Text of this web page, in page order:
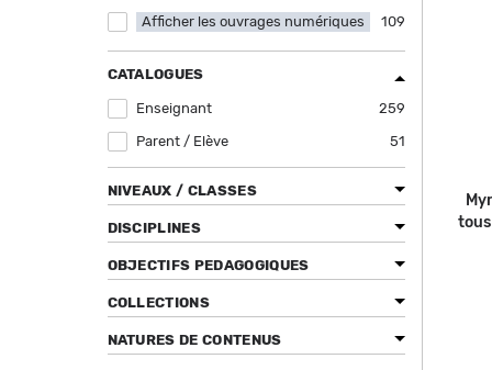
tous
Afficher les ouvrages numériques 109
Apply Afficher les ouvrages numériques
CATALOGUES
Enseignant 259
Apply Enseignant filter
Parent / Elève 51
Apply Parent / Elève filter
NIVEAUX / CLASSES
DISCIPLINES
OBJECTIFS PEDAGOGIQUES
COLLECTIONS
NATURES DE CONTENUS